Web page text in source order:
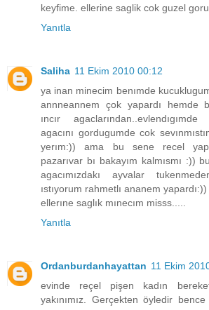
keyfime. ellerine saglik cok guzel
Yanıtla
Saliha 11 Ekim 2010 00:12
ya inan minecim benımde
annneannem çok yapardı hemde
ıncır
agacını gordugumde cok
yerım:)) ama bu sene recel
pazarıvar bı bakayım kalmısmı :))
agacımızdakı ayvalar
ıstıyorum rahmetlı ananem yapardı:))
ellerıne saglık mınecım misss.....
Yanıtla
Ordanburdanhayattan 11 Ekim
evinde reçel pişen kadın
yakınımız. Gerçekten öyledir